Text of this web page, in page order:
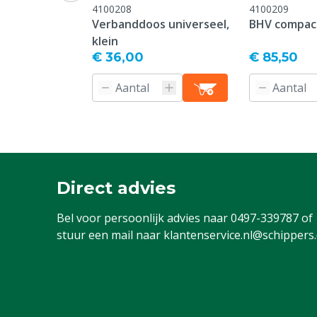
4100208
Verbanddoos universeel,
klein
€ 36,00
4100209
BHV
€ 85,50
Direct advies
Bel voor persoonlijk advies naar0497-339787of
stuur een mail naar